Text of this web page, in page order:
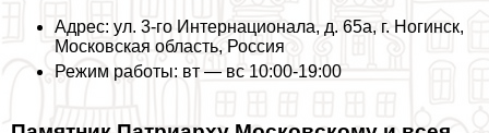
Адрес: ул. 3-го Интернационала, д. 65а, г. Ногинск,
Московская область, Россия
Режим работы: вт — вс 10:00-19:00